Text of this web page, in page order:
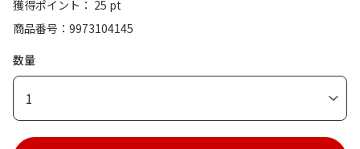
獲得ポイント： 25 pt
商品番号
9973104145
数量
1